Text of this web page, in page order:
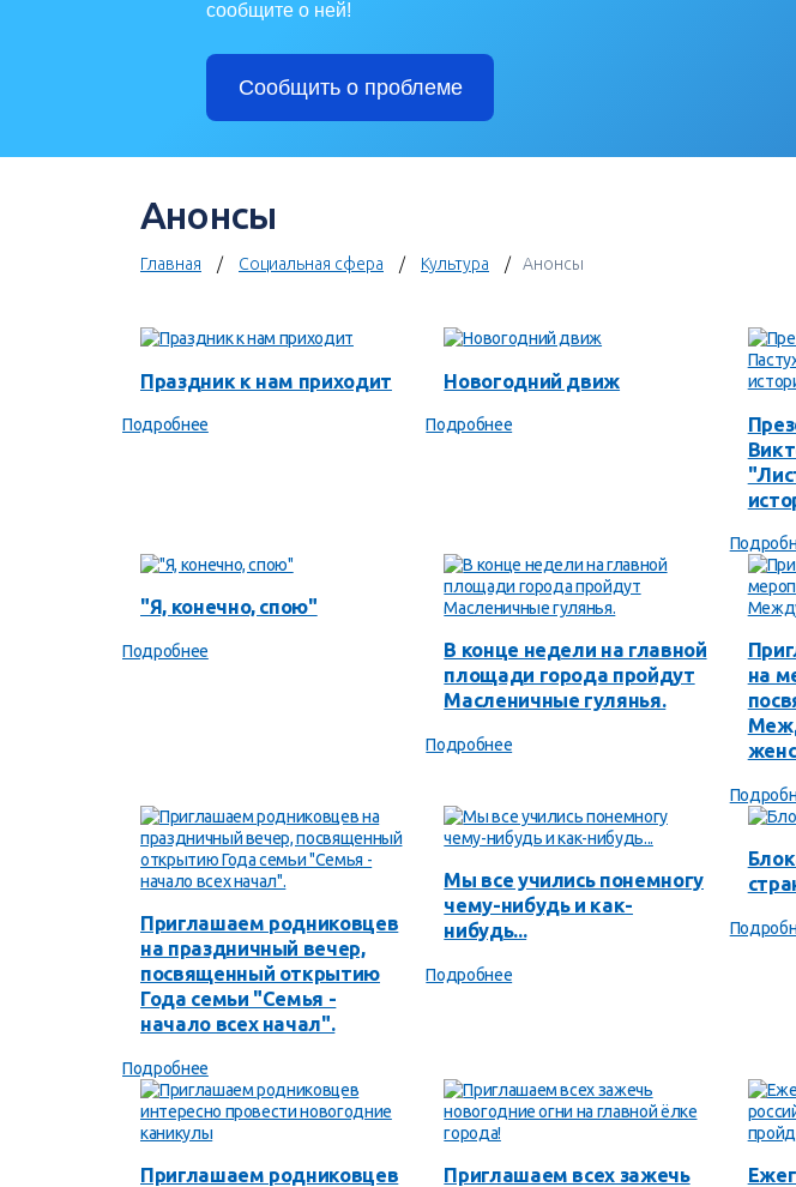
сообщите о ней!
Сообщить о проблеме
Анонсы
Главная Социальная сфера Культура Анонсы
Праздник к нам приходит
Подробнее
Новогодний движ
Подробнее
"Я, конечно, спою"
Подробнее
В конце недели на главной
площади города пройдут
Масленичные гулянья.
Подробнее
на
Приглашаем родниковцев
на праздничный вечер,
посвященный открытию
Года семьи "Семья -
начало всех начал".
Подробнее
Мы все учились понемногу
чему-нибудь и как-
нибудь...
Подробнее
Приглашаем родниковцев
Приглашаем всех зажечь